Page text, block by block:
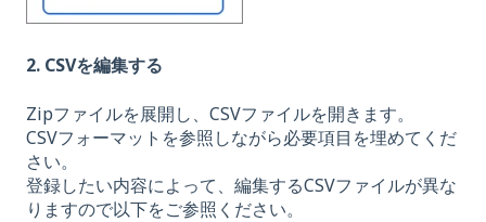
2. CSVを編集する
Zipファイルを展開し、CSVファイルを開きます。
CSVフォーマットを参照しながら必要項目を埋めてくだ
さい。
登録したい内容によって、編集するCSVファイルが異な
りますので以下をご参照ください。